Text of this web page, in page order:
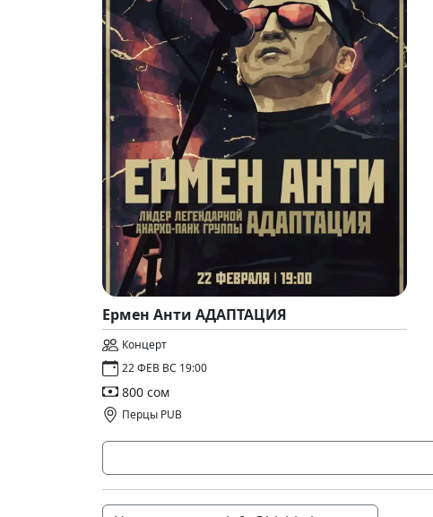
Ермен Анти АДАПТАЦИЯ
Концерт
22 ФЕВ ВС 19:00
800 сом
Перцы PUB